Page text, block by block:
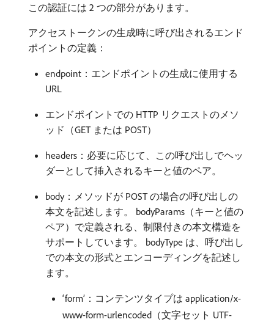
この認証には 2 つの部分があります。
アクセストークンの生成時に呼び出されるエンド
ポイントの定義：
endpoint：エンドポイントの生成に使用する
URL
エンドポイントでの HTTP リクエストのメソ
ッド（GET または POST）
headers：必要に応じて、この呼び出しでヘッ
ダーとして挿入されるキーと値のペア。
body：メソッドが POST の場合の呼び出しの
本文を記述します。 bodyParams（キーと値の
ペア）で定義される、制限付きの本文構造を
サポートしています。 bodyType は、呼び出し
での本文の形式とエンコーディングを記述し
ます。
‘form’：コンテンツタイプは application/x-
www-form-urlencoded（文字セット UTF-